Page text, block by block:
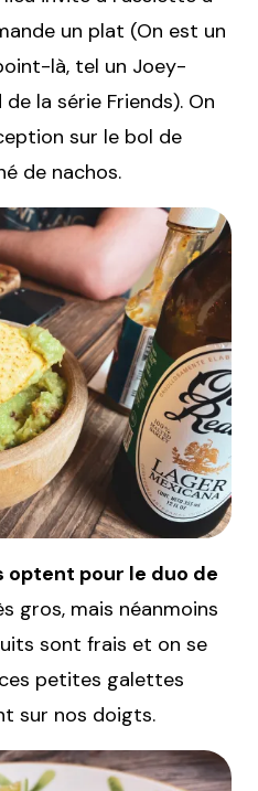
un plat (On est un
là, tel un Joey-
la série Friends). On
sur le bol de
de nachos.
optent pour le duo de
gros, mais néanmoins
sont frais et on se
petites galettes
sur nos doigts.